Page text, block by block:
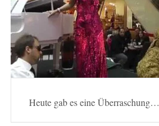
Heute gab es eine Überraschung…